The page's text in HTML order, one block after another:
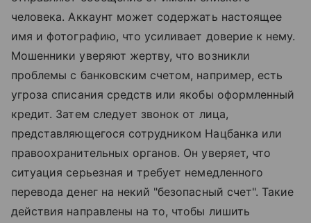
человека. Аккаунт может содержать настоящее
имя и фотографию, что усиливает доверие к нему.
Мошенники уверяют жертву, что возникли
проблемы с банковским счетом, например, есть
угроза списания средств или якобы оформленный
кредит. Затем следует звонок от лица,
представляющегося сотрудником Нацбанка или
правоохранительных органов. Он уверяет, что
ситуация серьезная и требует немедленного
перевода денег на некий "безопасный счет". Такие
действия направлены на то, чтобы лишить